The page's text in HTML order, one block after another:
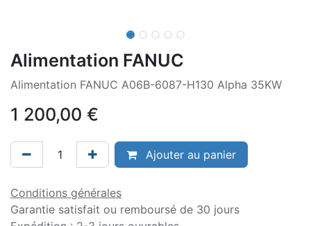
Alimentation FANUC
Alimentation FANUC A06B-6087-H130 Alpha 35KW
1 200,00 €
Ajouter au panier
Conditions générales
Garantie satisfait ou remboursé de 30 jours